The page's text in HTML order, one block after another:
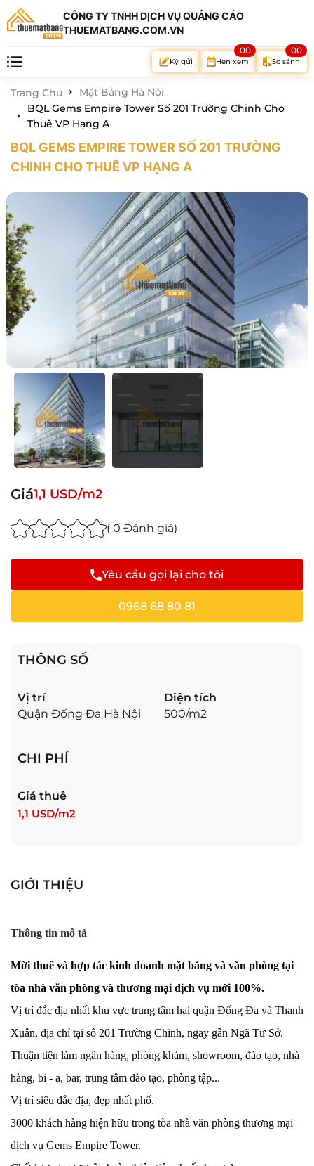
CÔNG TY TNHH DỊCH VỤ QUẢNG CÁO
THUEMATBANG.COM.VN
Ký gửi Hẹn xem
00
So sánh
00
Trang Chủ
Mặt Bằng Hà Nội
BQL Gems Empire Tower Số 201 Trường Chinh Cho
Thuê VP Hạng A
BQL GEMS EMPIRE TOWER SỐ 201 TRƯỜNG
CHINH CHO THUÊ VP HẠNG A
Giá1,1 USD/m2
( 0 Đánh giá)
Yêu cầu gọi lại cho tôi
0968 68 80 81
THÔNG SỐ
Vị trí
Quận Đống Đa Hà Nội
Diện tích
500/m2
CHI PHÍ
Giá thuê
1,1 USD/m2
GIỚI THIỆU
Thông tin mô tả
Mời thuê và hợp tác kinh doanh mặt bằng và văn phòng tại
tòa nhà văn phòng và thương mại dịch vụ mới 100%.
Vị trí đắc địa nhất khu vực trung tâm hai quận Đống Đa và Thanh
Xuân, địa chỉ tại số 201 Trường Chinh, ngay gần Ngã Tư Sở.
Thuận tiện làm ngân hàng, phòng khám, showroom, đào tạo, nhà
hàng, bi - a, bar, trung tâm đào tạo, phòng tập...
Vị trí siêu đắc địa, đẹp nhất phố.
3000 khách hàng hiện hữu trong tòa nhà văn phòng thương mại
dịch vụ Gems Empire Tower.